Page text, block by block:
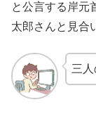
と公言する岸元
太郎さんと見合
三人